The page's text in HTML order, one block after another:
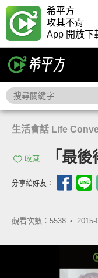
希平方
攻其不背
App 開放下
生活會話 Life
收藏 「最
分享給好友：
觀看次數：5538 • 2015-